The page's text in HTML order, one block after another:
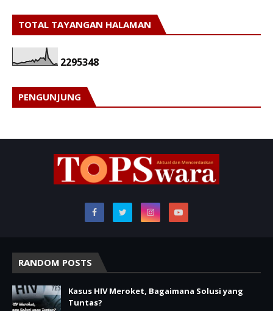
TOTAL TAYANGAN HALAMAN
2295348
PENGUNJUNG
RANDOM POSTS
Kasus HIV Meroket, Bagaimana Solusi yang
Tuntas?